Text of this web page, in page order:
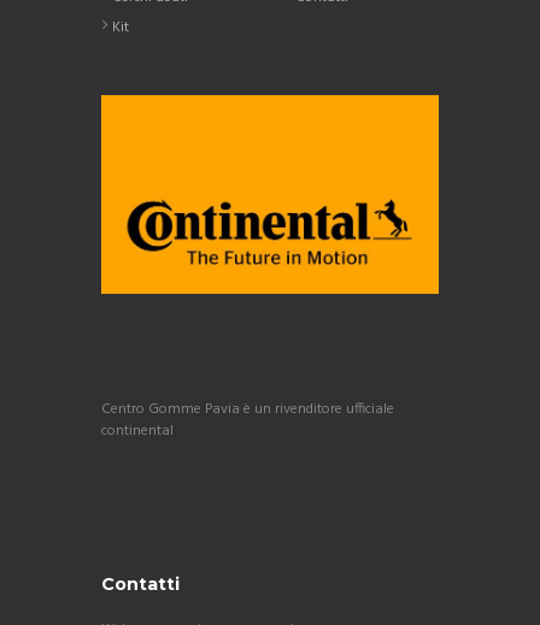
Kit
Centro Gomme Pavia è un rivenditore ufficiale
continental
Contatti